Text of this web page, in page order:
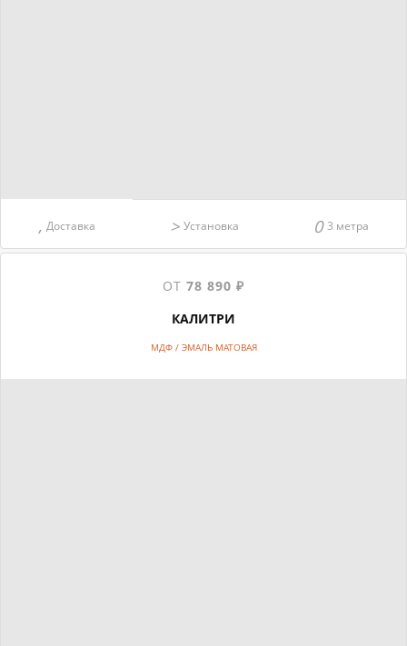
Доставка Установка 3 метра
ОТ 78 890 ₽
КАЛИТРИ
МДФ / ЭМАЛЬ МАТОВАЯ